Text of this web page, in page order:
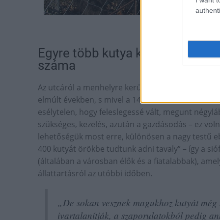
Egyre több kutya kerül be a
száma
Az utcáról a menhelyre kerülő kutyák száma
elmúlt években, s mivel a 140-150-es
esélytelen, hogy feleslegessé vált, megunt
szükséges, kezelés, azután a gazdásodás – ez
lehetőségük most erre, különösen a nagy testű
400 kutyát örökbe tudtunk adni tavaly” – így a
(általában a városban élők és a fiatalabbak),
állattartásról az utóbbi időben.
„De sokan vesznek magukhoz kutyát
ivartalanítják, a szaporulatokból pedig